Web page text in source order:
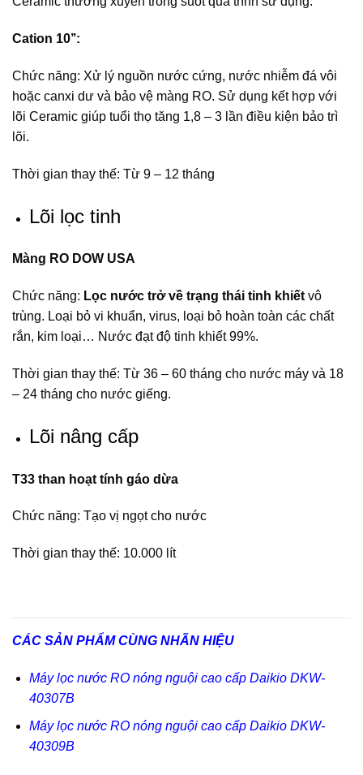
Cation 10’’:
Chức năng: Xử lý nguồn nước cứng, nước nhiễm đá vôi
hoặc canxi dư và bảo vệ màng RO. Sử dụng kết hợp với
lõi Ceramic giúp tuổi thọ tăng 1,8 – 3 lần điều kiện bảo trì
lõi.
Thời gian thay thế: Từ 9 – 12 tháng
Lõi lọc tinh
Màng RO DOW USA
Chức năng: Lọc nước trở về trạng thái tinh khiết vô
trùng. Loại bỏ vi khuẩn, virus, loại bỏ hoàn toàn các chất
rắn, kim loại… Nước đạt độ tinh khiết 99%.
Thời gian thay thế: Từ 36 – 60 tháng cho nước máy và 18
– 24 tháng cho nước giếng.
Lõi nâng cấp
T33 than hoạt tính gáo dừa
Chức năng: Tạo vị ngọt cho nước
Thời gian thay thế: 10.000 lít
CÁC SẢN PHẨM CÙNG NHÃN HIỆU
Máy lọc nước RO nóng nguội cao cấp Daikio DKW-
40307B
Máy lọc nước RO nóng nguội cao cấp Daikio DKW-
40309B